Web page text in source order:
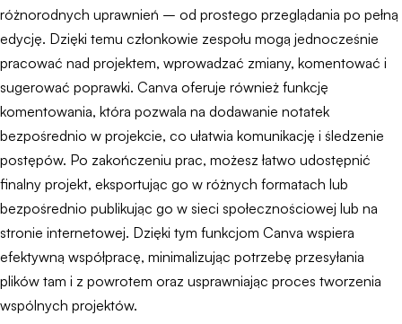
różnorodnych uprawnień – od prostego przeglądania po pełną
edycję. Dzięki temu członkowie zespołu mogą jednocześnie
pracować nad projektem, wprowadzać zmiany, komentować i
sugerować poprawki. Canva oferuje również funkcję
komentowania, która pozwala na dodawanie notatek
bezpośrednio w projekcie, co ułatwia komunikację i śledzenie
postępów. Po zakończeniu prac, możesz łatwo udostępnić
finalny projekt, eksportując go w różnych formatach lub
bezpośrednio publikując go w sieci społecznościowej lub na
stronie internetowej. Dzięki tym funkcjom Canva wspiera
efektywną współpracę, minimalizując potrzebę przesyłania
plików tam i z powrotem oraz usprawniając proces tworzenia
wspólnych projektów.